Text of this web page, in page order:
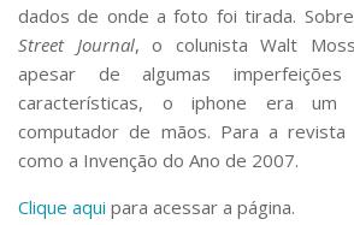
dados de onde a foto foi tirada.
Street Journal, o colunista Walt
apesar de algumas
características, o iphone era um
computador de mãos. Para a revista
como a Invenção do Ano de 2007.
Clique aqui para acessar a página.